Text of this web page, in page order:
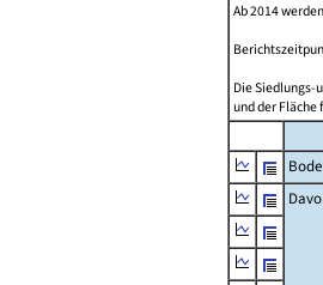
Ab 2014
Die Siedlungs-
und der Fläche